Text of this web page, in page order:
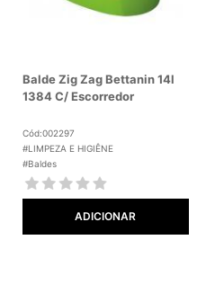
Balde Zig Zag Bettanin 14l
1384 C/ Escorredor
Cód:002297
#LIMPEZA E HIGIÊNE
#Baldes
ADICIONAR